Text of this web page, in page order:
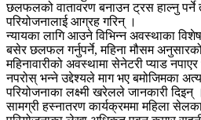
छलफलको वातावरण बनाउन ट्रस हाल्नु पर्ने
परियोजनालाई आग्रह गरिन् ।
न्यायका लागि आउने विभिन्न अवस्थाका
बसेर छलफल गर्नुपर्ने, महिना मौसम अनुसारको
महिनावारीको अवस्थामा सेनेटरी प्याड
नपरोस् भन्ने उद्देश्यले माग भए बमोजिमका
परियोजनाका लक्ष्मी खरेलले जानकारी दिइन् ।
सामग्री हस्नातरण कार्यक्रममा महिला